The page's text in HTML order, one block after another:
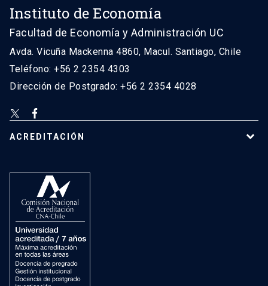
Instituto de Economía
Facultad de Economía y Administración UC
Avda. Vicuña Mackenna 4860, Macul. Santiago, Chile
Teléfono: +56 2 2354 4303
Dirección de Postgrado: +56 2 2354 4028
ACREDITACIÓN